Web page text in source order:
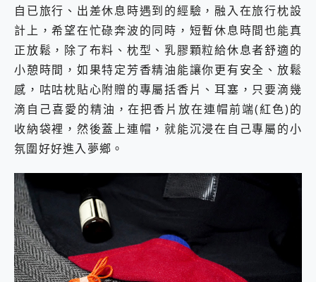
自已旅行、出差休息時遇到的經驗，融入在旅行枕設
計上，希望在忙碌奔波的同時，短暫休息時間也能真
正放鬆，除了布料、枕型、乳膠顆粒給休息者舒適的
小憩時間，如果特定芳香精油能讓你更有安全、放鬆
感，咕咕枕貼心附贈的專屬括香片、耳塞，只要滴幾
滴自己喜愛的精油，在把香片放在連帽前端(紅色)的
收納袋裡，然後蓋上連帽，就能沉浸在自己專屬的小
氛圍好好進入夢鄉。